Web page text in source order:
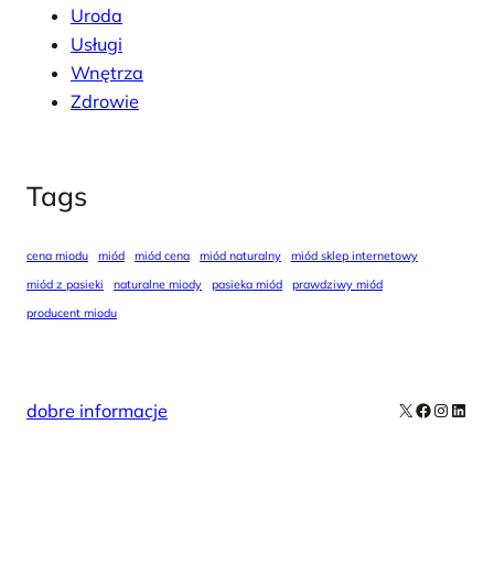
Uroda
Usługi
Wnętrza
Zdrowie
Tags
cena miodu miód miód cena miód naturalny
miód sklep internetowy
miód z pasieki
naturalne miody pasieka miód
prawdziwy miód
producent miodu
dobre informacje X Facebook